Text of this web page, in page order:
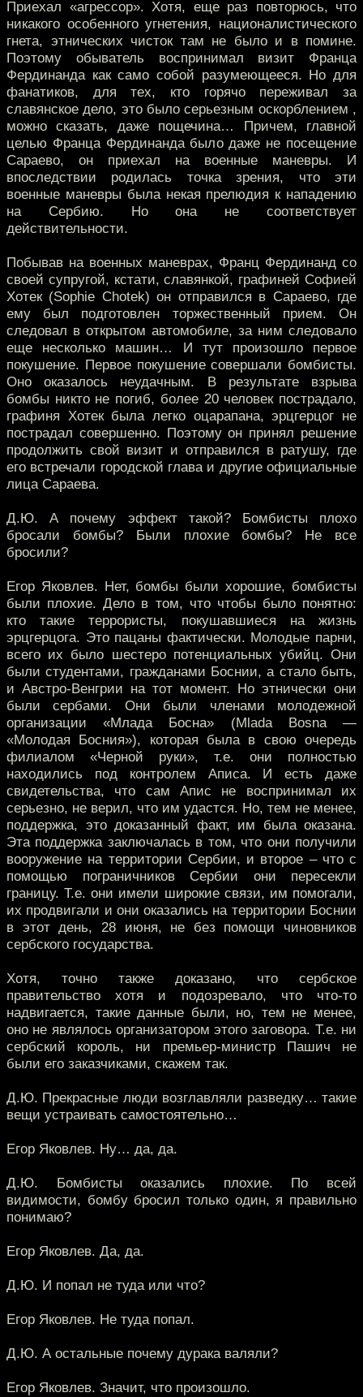
Приехал «агрессор». Хотя, еще раз повторюсь, что
никакого особенного угнетения, националистического
гнета, этнических чисток там не было и в помине.
Поэтому обыватель воспринимал визит Франца
Фердинанда как само собой разумеющееся. Но для
фанатиков, для тех, кто горячо переживал за
славянское дело, это было серьезным оскорблением ,
можно сказать, даже пощечина… Причем, главной
целью Франца Фердинанда было даже не посещение
Сараево, он приехал на военные маневры. И
впоследствии родилась точка зрения, что эти
военные маневры была некая прелюдия к нападению
на Сербию. Но она не соответствует
действительности.
Побывав на военных маневрах, Франц Фердинанд со
своей супругой, кстати, славянкой, графиней Софией
Хотек (Sophie Chotek) он отправился в Сараево, где
ему был подготовлен торжественный прием. Он
следовал в открытом автомобиле, за ним следовало
еще несколько машин… И тут произошло первое
покушение. Первое покушение совершали бомбисты.
Оно оказалось неудачным. В результате взрыва
бомбы никто не погиб, более 20 человек пострадало,
графиня Хотек была легко оцарапана, эрцгерцог не
пострадал совершенно. Поэтому он принял решение
продолжить свой визит и отправился в ратушу, где
его встречали городской глава и другие официальные
лица Сараева.
Д.Ю. А почему эффект такой? Бомбисты плохо
бросали бомбы? Были плохие бомбы? Не все
бросили?
Егор Яковлев. Нет, бомбы были хорошие, бомбисты
были плохие. Дело в том, что чтобы было понятно:
кто такие террористы, покушавшиеся на жизнь
эрцгерцога. Это пацаны фактически. Молодые парни,
всего их было шестеро потенциальных убийц. Они
были студентами, гражданами Боснии, а стало быть,
и Австро-Венгрии на тот момент. Но этнически они
были сербами. Они были членами молодежной
организации «Млада Босна» (Mlada Bosna —
«Молодая Босния»), которая была в свою очередь
филиалом «Черной руки», т.е. они полностью
находились под контролем Аписа. И есть даже
свидетельства, что сам Апис не воспринимал их
серьезно, не верил, что им удастся. Но, тем не менее,
поддержка, это доказанный факт, им была оказана.
Эта поддержка заключалась в том, что они получили
вооружение на территории Сербии, и второе – что с
помощью пограничников Сербии они пересекли
границу. Т.е. они имели широкие связи, им помогали,
их продвигали и они оказались на территории Боснии
в этот день, 28 июня, не без помощи чиновников
сербского государства.
Хотя, точно также доказано, что сербское
правительство хотя и подозревало, что что-то
надвигается, такие данные были, но, тем не менее,
оно не являлось организатором этого заговора. Т.е. ни
сербский король, ни премьер-министр Пашич не
были его заказчиками, скажем так.
Д.Ю. Прекрасные люди возглавляли разведку… такие
вещи устраивать самостоятельно…
Егор Яковлев. Ну… да, да.
Д.Ю. Бомбисты оказались плохие. По всей
видимости, бомбу бросил только один, я правильно
понимаю?
Егор Яковлев. Да, да.
Д.Ю. И попал не туда или что?
Егор Яковлев. Не туда попал.
Д.Ю. А остальные почему дурака валяли?
Егор Яковлев. Значит, что произошло.